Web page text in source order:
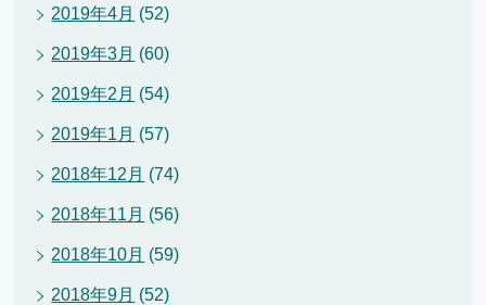
2019年4月 (52)
2019年3月 (60)
2019年2月 (54)
2019年1月 (57)
2018年12月 (74)
2018年11月 (56)
2018年10月 (59)
2018年9月 (52)